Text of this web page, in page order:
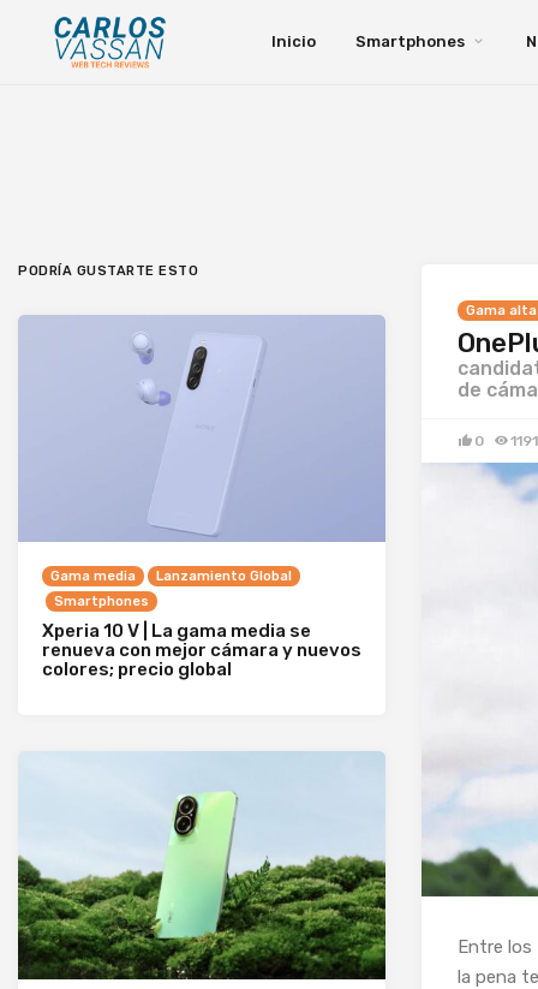
Inicio Smartphones
Gama
de
0 1191
Entre los
la pena
PODRÍA GUSTARTE ESTO
Gama media
Lanzamiento Global
Smartphones
Xperia 10 V | La gama media se
renueva con mejor cámara y nuevos
colores; precio global